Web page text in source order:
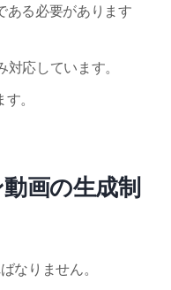
ある必要があります
応しています。
。
画の生成制
なりません。